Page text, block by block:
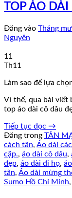
TOP ÁO
Đăng vào Tháng
Nguyễn
11
Th11
Làm sao để lựa
Vì thế, qua bài viết
top áo dài cô dâu
Tiếp tục đọc →
Đăng trong TẢN
cách tân, Áo dài
cặp., áo dài cô dâu,
đẹp, áo dài đi họ,
tân, Áo dài mừng
Sumo Hồ Chí Minh,